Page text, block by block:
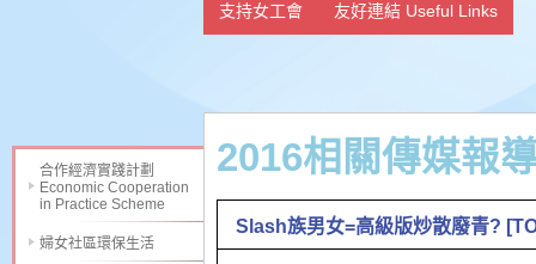
支持女工會 友好連結 Useful Links
合作經濟實踐計劃
Economic Cooperation
in Practice Scheme
婦女社區環保生活
2016相關傳媒報
Slash族男女=高級版炒散廢青?